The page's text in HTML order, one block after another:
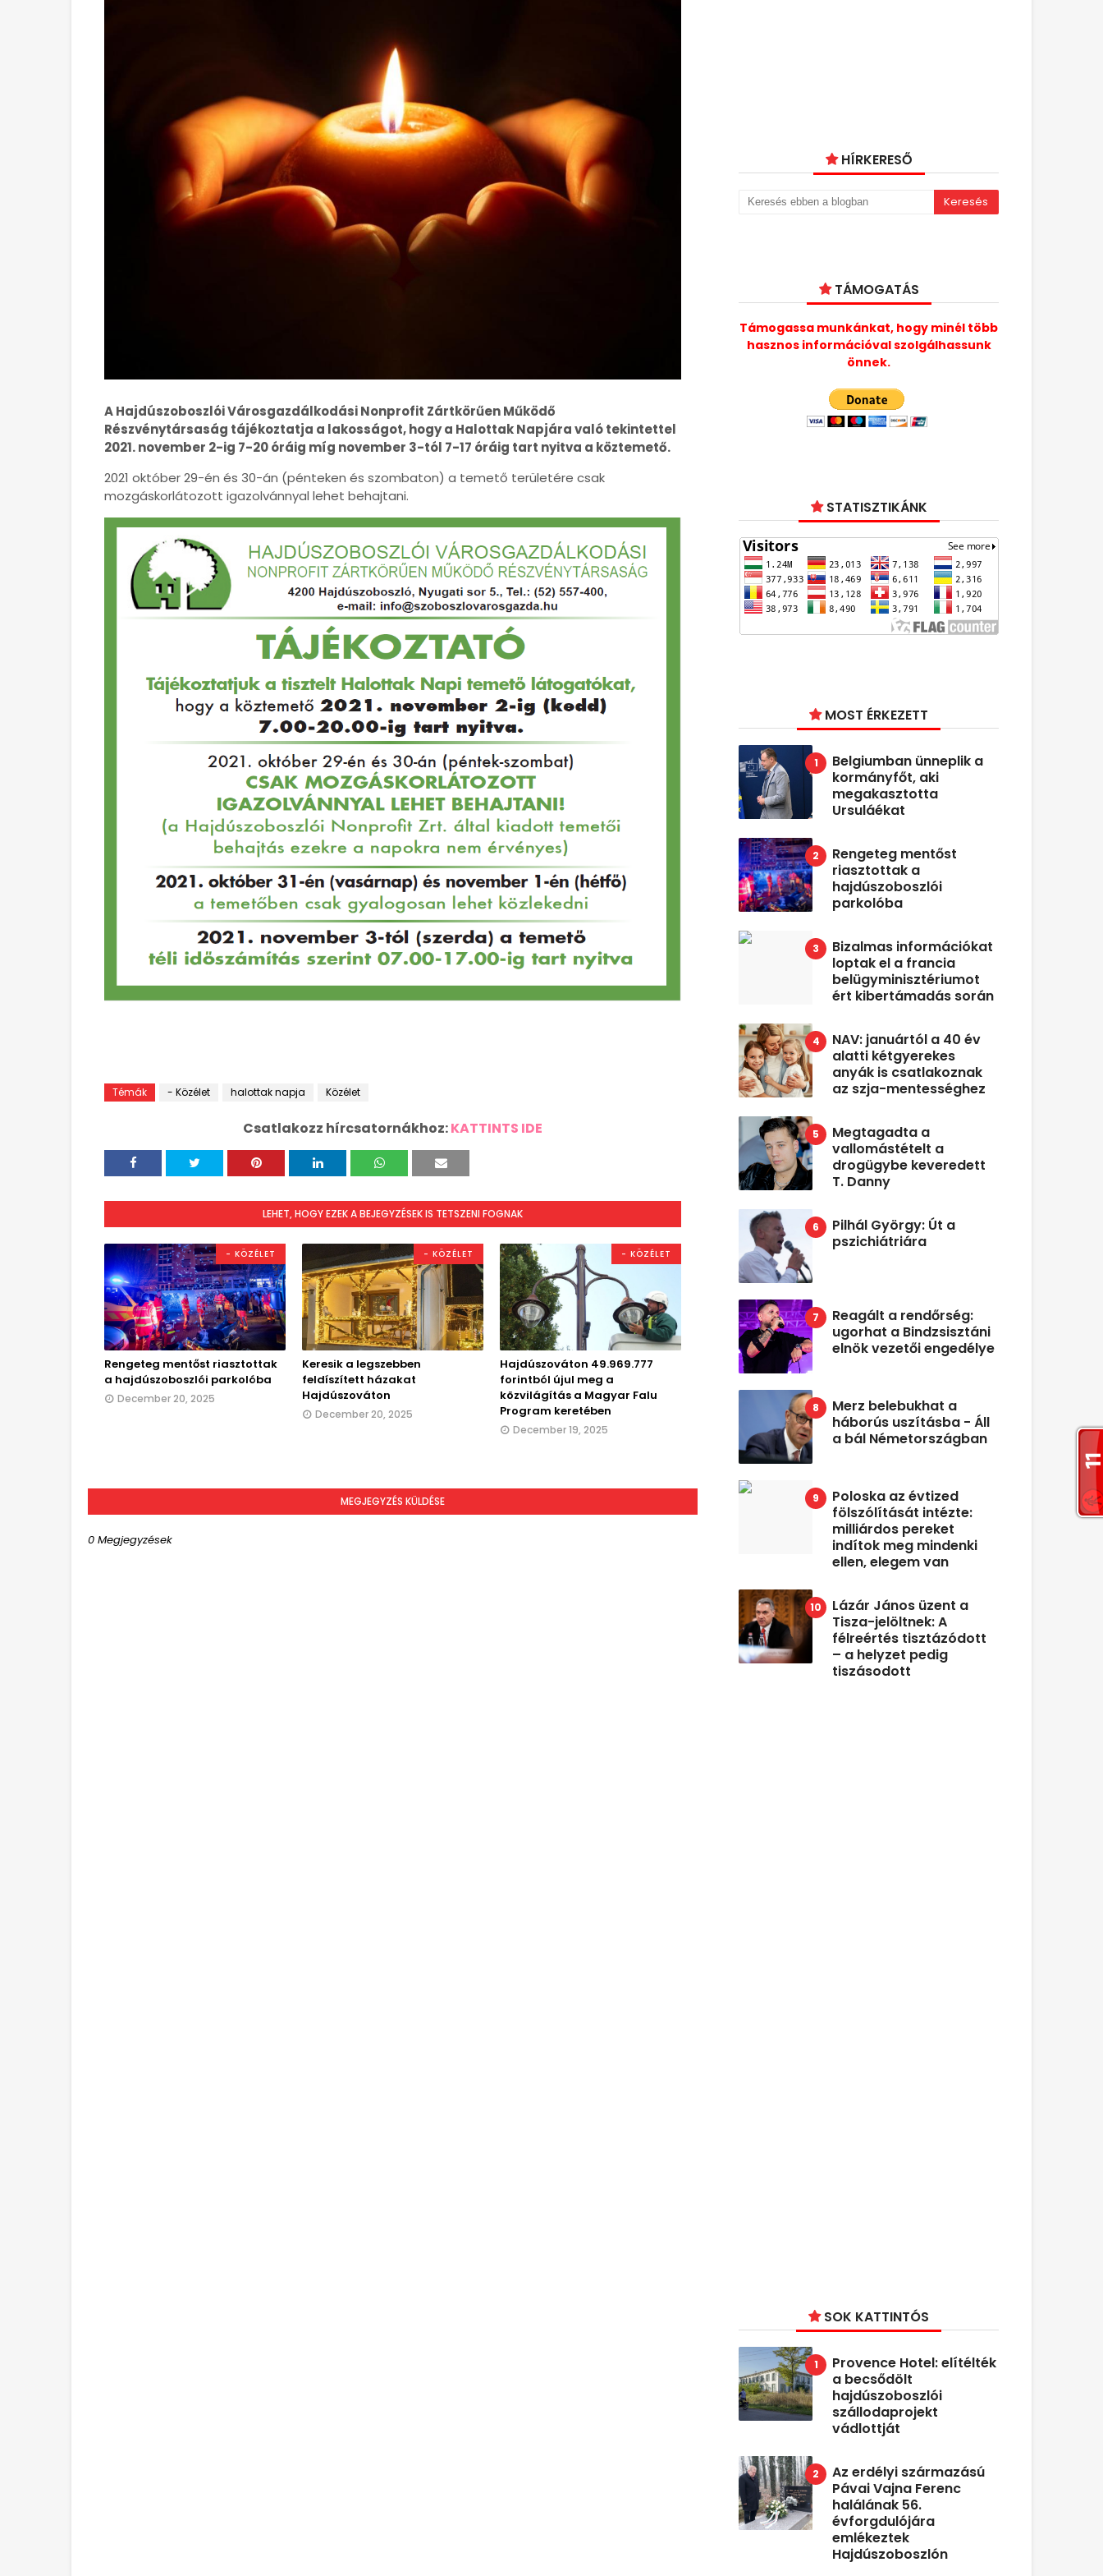
A Hajdúszoboszlói Városgazdálkodási Nonprofit Zártkörűen Működő
Részvénytársaság tájékoztatja a lakosságot, hogy a Halottak Napjára való tekintettel
2021. november 2-ig 7-20 óráig míg november 3-tól 7-17 óráig tart nyitva a köztemető.
2021 október 29-én és 30-án (pénteken és szombaton) a temető területére csak
mozgáskorlátozott igazolvánnyal lehet behajtani.
Témák - Közélet halottak napja Közélet
Csatlakozz hírcsatornákhoz:KATTINTS IDE
LEHET, HOGY EZEK A BEJEGYZÉSEK IS TETSZENI FOGNAK
- KÖZÉLET
Rengeteg mentőst riasztottak
a hajdúszoboszlói parkolóba
December 20, 2025
- KÖZÉLET
Keresik a legszebben
feldíszített házakat
Hajdúszováton
December 20, 2025
- KÖZÉLET
Hajdúszováton 49.969.777
forintból újul meg a
közvilágítás a Magyar Falu
Program keretében
December 19, 2025
MEGJEGYZÉS KÜLDÉSE
0 Megjegyzések
HÍRKERESŐ
TÁMOGATÁS
Támogassa munkánkat, hogy minél több
hasznos információval szolgálhassunk
önnek.
STATISZTIKÁNK
MOST ÉRKEZETT
Belgiumban ünneplik a
kormányfőt, aki
megakasztotta
Ursuláékat
Rengeteg mentőst
riasztottak a
hajdúszoboszlói
parkolóba
Bizalmas információkat
loptak el a francia
belügyminisztériumot
ért kibertámadás során
NAV: januártól a 40 év
alatti kétgyerekes
anyák is csatlakoznak
az szja-mentességhez
Megtagadta a
vallomástételt a
drogügybe keveredett
T. Danny
Pilhál György: Út a
pszichiátriára
Reagált a rendőrség:
ugorhat a Bindzsisztáni
elnök vezetői engedélye
Merz belebukhat a
háborús uszításba - Áll
a bál Németországban
Poloska az évtized
fölszólítását intézte:
milliárdos pereket
indítok meg mindenki
ellen, elegem van
Lázár János üzent a
Tisza-jelöltnek: A
félreértés tisztázódott
– a helyzet pedig
tiszásodott
SOK KATTINTÓS
Provence Hotel: elítélték
a becsődölt
hajdúszoboszlói
szállodaprojekt
vádlottját
Az erdélyi származású
Pávai Vajna Ferenc
halálának 56.
évforgdulójára
emlékeztek
Hajdúszoboszlón